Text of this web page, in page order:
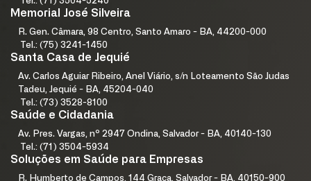
Memorial José Silveira
R. Gen. Câmara, 98 Centro, Santo Amaro - BA, 44200-000
Tel.: (75) 3241-1450
Santa Casa de Jequié
Av. Carlos Aguiar Ribeiro, Anel Viário, s/n Loteamento São Judas
Tadeu, Jequié - BA, 45204-040
Tel.: (73) 3528-8100
Saúde e Cidadania
Av. Pres. Vargas, nº 2947 Ondina, Salvador - BA, 40140-130
Tel.: (71) 3504-5934
Soluções em Saúde para Empresas
R. Humberto de Campos, 144 Graça, Salvador - BA, 40150-900